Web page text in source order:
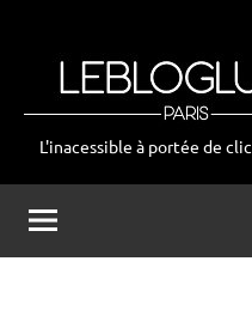
leblogluxe
L'inacessible à portée de clic